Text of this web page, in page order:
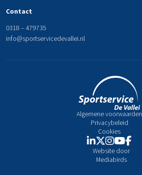
Contact
0318 – 479735
info@sportservicedevallei.nl
Algemene voorwaarden
Privacybeleid
Cookies
Website door
Mediabirds